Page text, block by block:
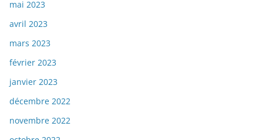
mai 2023
avril 2023
mars 2023
février 2023
janvier 2023
décembre 2022
novembre 2022